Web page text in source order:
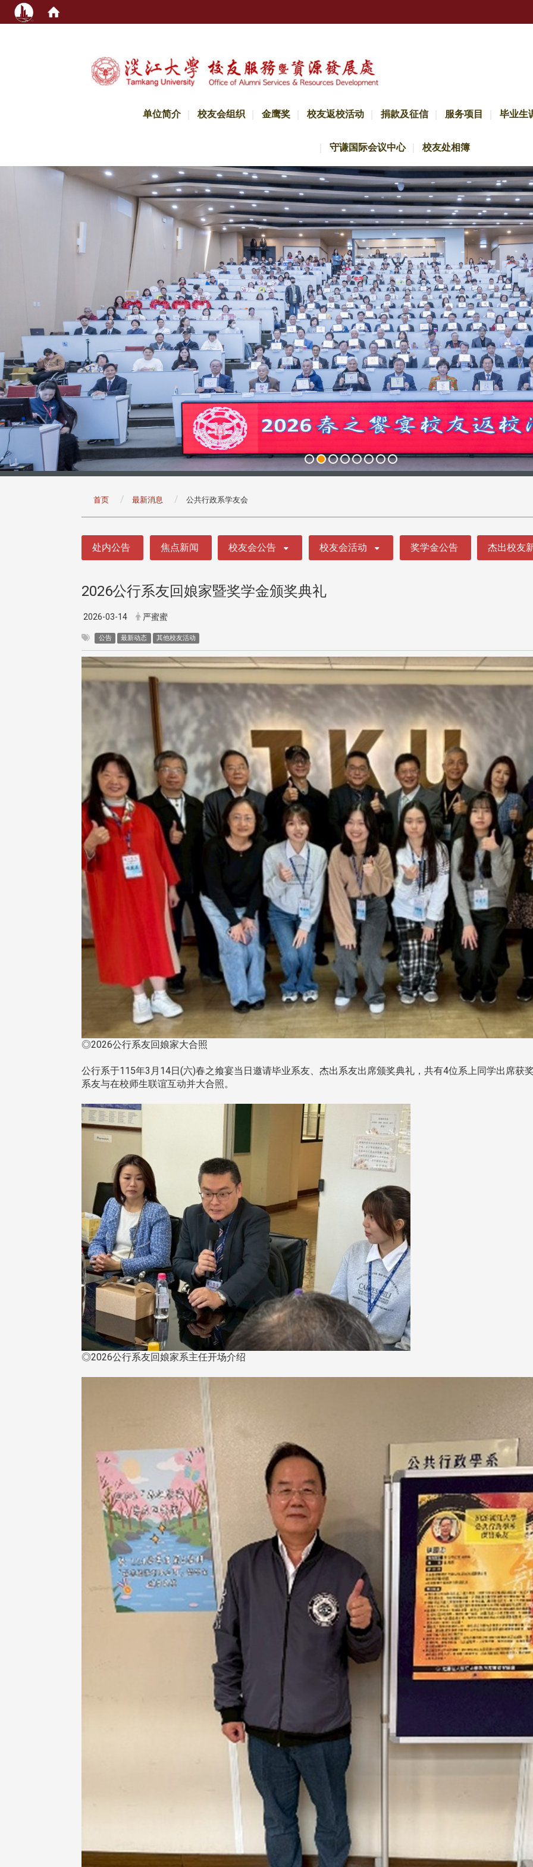
单位简介 校友会组织 金鹰奖 校友返校活动 捐款及征信 服务项目 毕业生
守谦国际会议中心 校友处相簿
首页 最新消息 公共行政系学友会
处内公告 焦点新闻 校友会公告 校友会活动 奖学金公告 杰出校友
2026公行系友回娘家暨奖学金颁奖典礼
2026-03-14 严蜜蜜
公告 最新动态 其他校友活动
◎2026公行系友回娘家大合照
公行系于115年3月14日(六)春之飨宴当日邀请毕业系友、杰出系友出席颁奖典礼，共有4位系上同学出席获
系友与在校师生联谊互动并大合照。
◎2026公行系友回娘家系主任开场介绍